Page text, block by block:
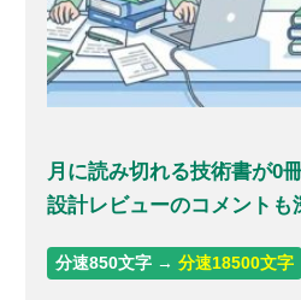
月に読み切れる技術書が0
設計レビューのコメントも
分速850文字 →分速18500文字